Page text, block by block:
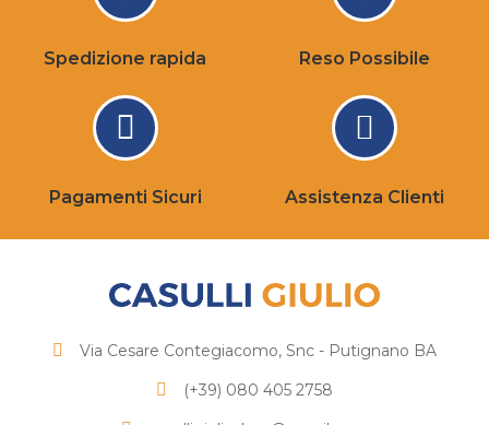
Spedizione rapida Reso Possibile
Pagamenti Sicuri Assistenza Clienti
Via Cesare Contegiacomo, Snc - Putignano BA
(+39) 080 405 2758